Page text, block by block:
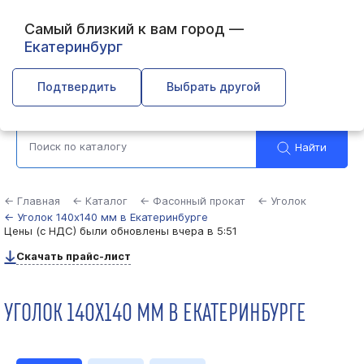
Самый близкий к вам город —
Екатеринбург
Подтвердить Выбрать другой
Выберите город
Найти
← Главная ← Каталог ← Фасонный прокат
← Уголок
← Уголок 140х140 мм в Екатеринбурге
Цены (с НДС) были обновлены вчера в 5:51
Скачать прайс-лист
УГОЛОК 140Х140 ММ В ЕКАТЕРИНБУРГЕ